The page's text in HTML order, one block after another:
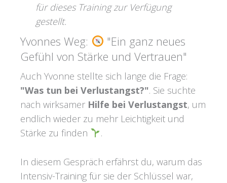
für dieses Training zur Verfügung
gestellt.
Yvonnes Weg:
"Ein ganz neues
Gefühl von Stärke und Vertrauen"
Auch Yvonne stellte sich lange die Frage:
"Was tun bei Verlustangst?". Sie suchte
nach wirksamer Hilfe bei Verlustangst, um
endlich wieder zu mehr Leichtigkeit und
Stärke zu finden
.
In diesem Gespräch erfährst du, warum das
Intensiv-Training für sie der Schlüssel war,